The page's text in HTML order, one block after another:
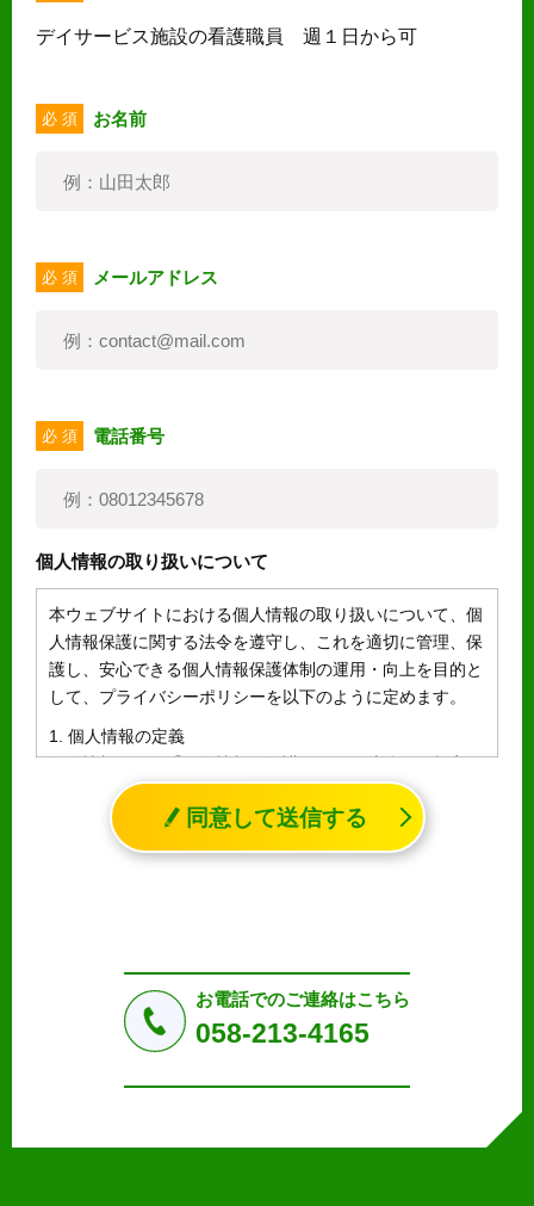
デイサービス施設の看護職員 週１日から可
必 須 お名前
必 須 メールアドレス
必 須 電話番号
個人情報の取り扱いについて
本ウェブサイトにおける個人情報の取り扱いについて、個
人情報保護に関する法令を遵守し、これを適切に管理、保
護し、安心できる個人情報保護体制の運用・向上を目的と
して、プライバシーポリシーを以下のように定めます。
1. 個人情報の定義
個人情報とは、「個人情報の保護に関する法律」に規定さ
れる生存する個人に関する情報であって、氏名、生年月日
その他の記述等により特定の個人を識別することができる
情報（個人識別情報）を指します。
a.応募者等からのお問い合わせに対応・管理するため
b.本ウェブサイトにおけるサービスの提供・運用のため
3. プライバシー尊重
同意して送信する
お電話でのご連絡はこちら
058-213-4165